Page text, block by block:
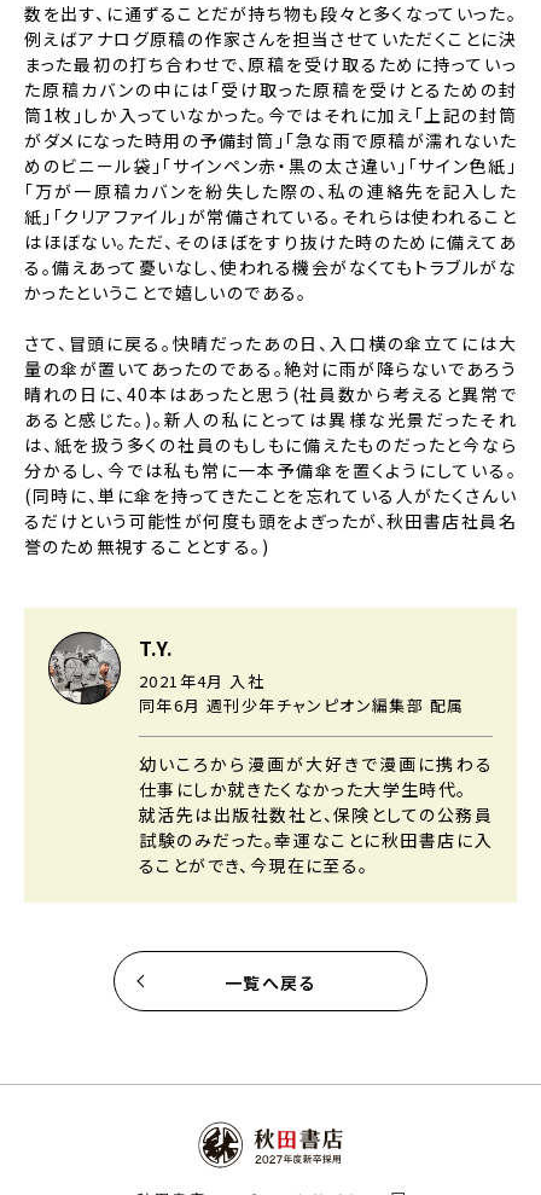
数を出す、に通ずることだが持ち物も段々と多くなっていった。
例えばアナログ原稿の作家さんを担当させていただくことに決
まった最初の打ち合わせで、原稿を受け取るために持っていっ
た原稿カバンの中には「受け取った原稿を受けとるための封
筒1枚」しか入っていなかった。今ではそれに加え「上記の封筒
がダメになった時用の予備封筒」「急な雨で原稿が濡れないた
めのビニール袋」「サインペン赤・黒の太さ違い」「サイン色紙」
「万が一原稿カバンを紛失した際の、私の連絡先を記入した
紙」「クリアファイル」が常備されている。それらは使われること
はほぼない。ただ、そのほぼをすり抜けた時のために備えてあ
る。備えあって憂いなし、使われる機会がなくてもトラブルがな
かったということで嬉しいのである。
さて、冒頭に戻る。快晴だったあの日、入口横の傘立てには大
量の傘が置いてあったのである。絶対に雨が降らないであろう
晴れの日に、40本はあったと思う(社員数から考えると異常で
あると感じた。)。新人の私にとっては異様な光景だったそれ
は、紙を扱う多くの社員のもしもに備えたものだったと今なら
分かるし、今では私も常に一本予備傘を置くようにしている。
(同時に、単に傘を持ってきたことを忘れている人がたくさんい
るだけという可能性が何度も頭をよぎったが、秋田書店社員名
誉のため無視することとする。)
T.Y.
2021年4月 入社
同年6月 週刊少年チャンピオン編集部 配属
幼いころから漫画が大好きで漫画に携わる
仕事にしか就きたくなかった大学生時代。
就活先は出版社数社と、保険としての公務員
試験のみだった。幸運なことに秋田書店に入
ることができ、今現在に至る。
一覧へ戻る